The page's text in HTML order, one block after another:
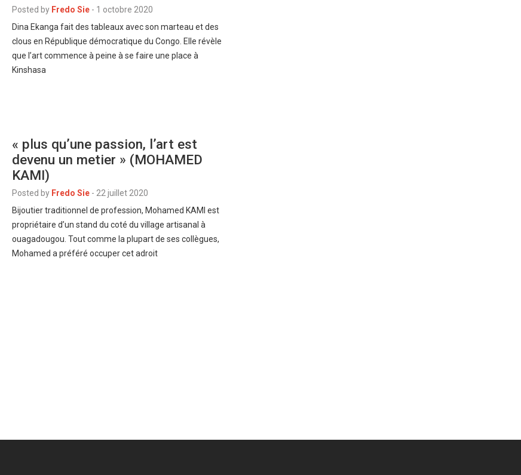
Posted by Fredo Sie - 1 octobre 2020
Dina Ekanga fait des tableaux avec son marteau et des
clous en République démocratique du Congo. Elle révèle
que l’art commence à peine à se faire une place à
Kinshasa
« plus qu’une passion, l’art est
devenu un metier » (MOHAMED
KAMI)
Posted by Fredo Sie - 22 juillet 2020
Bijoutier traditionnel de profession, Mohamed KAMI est
propriétaire d’un stand du coté du village artisanal à
ouagadougou. Tout comme la plupart de ses collègues,
Mohamed a préféré occuper cet adroit